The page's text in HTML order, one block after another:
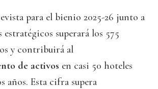
para el bienio 2025-26 junto a
superará los 575
y contribuirá al
de activos en casi 50 hoteles
años. Esta cifra supera